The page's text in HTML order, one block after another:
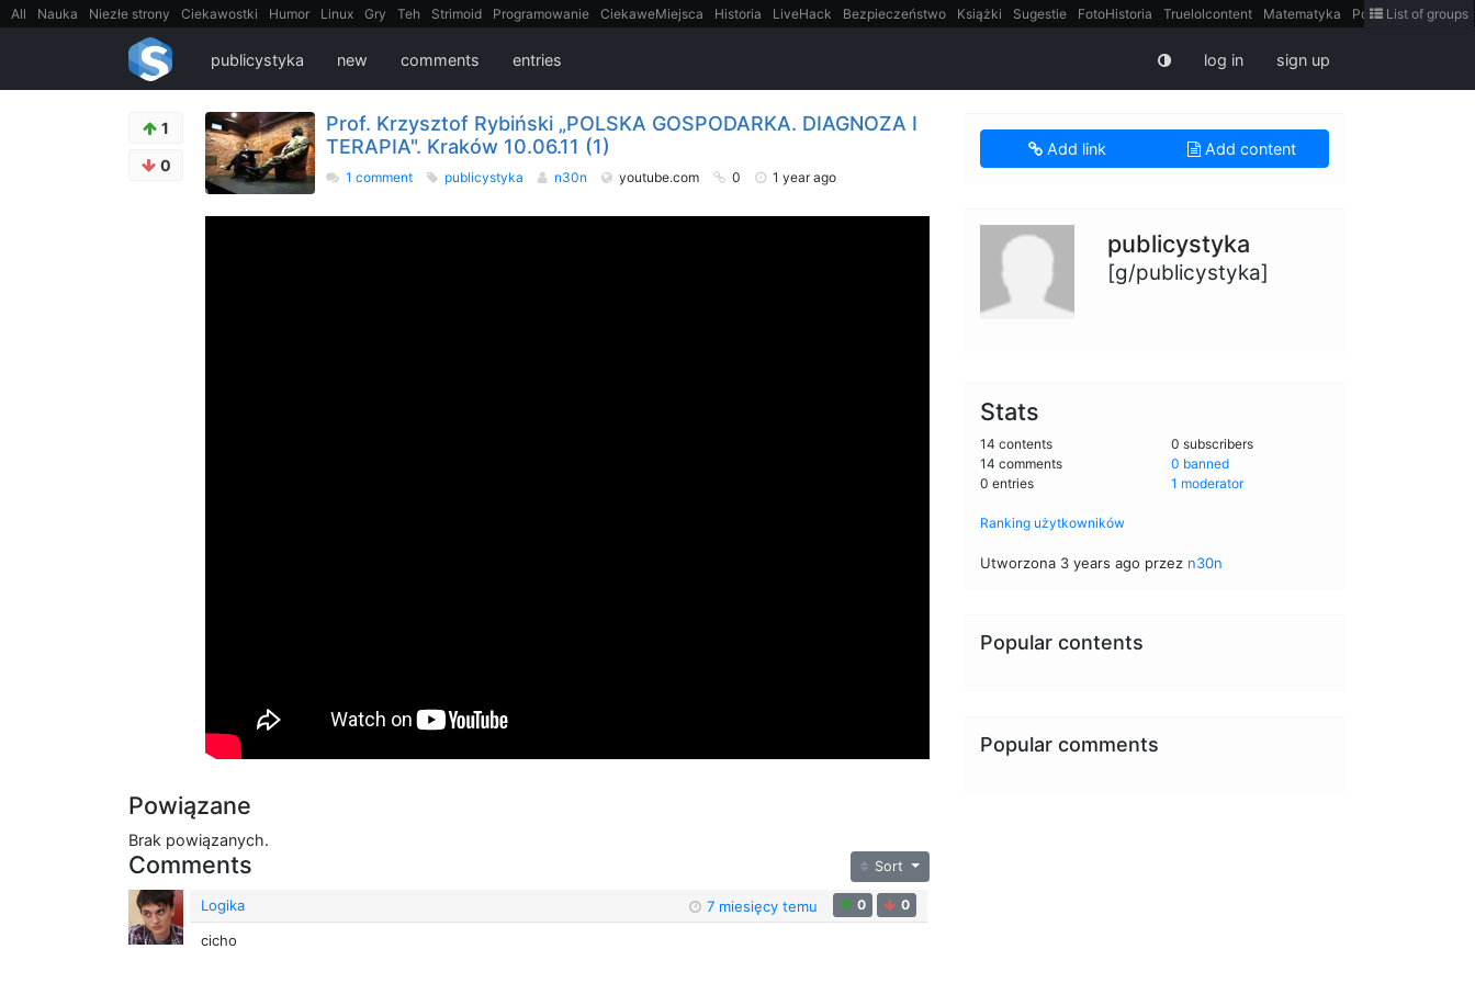
All Nauka Niezłe strony Ciekawostki Humor Linux Gry Teh Strimoid Programowanie CiekaweMiejsca Historia LiveHack Bezpieczeństwo Książki Sugestie FotoHistoria Truelolcontent Matematyka Polska
intern
FilmyDokumentalne
List of groups
publicystyka new comments entries log in sign up
1
0
Prof. Krzysztof Rybiński „POLSKA GOSPODARKA. DIAGNOZA I
TERAPIA". Kraków 10.06.11 (1)
1 comment publicystyka n30n youtube.com 0 1 year ago
Powiązane
Brak powiązanych.
Comments Sort
Logika 7 miesięcy temu 0 0
cicho
Add link Add content
publicystyka
[g/publicystyka]
Stats
14 contents
14 comments
0 entries
0 subscribers
0 banned
1 moderator
Ranking użytkowników
Utworzona 3 years ago przez n30n
Popular contents
Popular comments